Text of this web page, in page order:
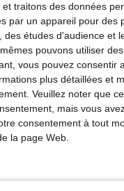
et traitons des données
par un appareil pour des
des études d'audience et
pouvons utiliser
vous pouvez consentir
plus détaillées et
Veuillez noter que
mais vous
consentement à tout
la page Web.
matchs à domicile